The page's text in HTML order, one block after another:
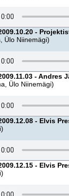
-
Ülo Niinemägi)
- Andres
Ülo Niinemägi)
- Elvis
- Elvis